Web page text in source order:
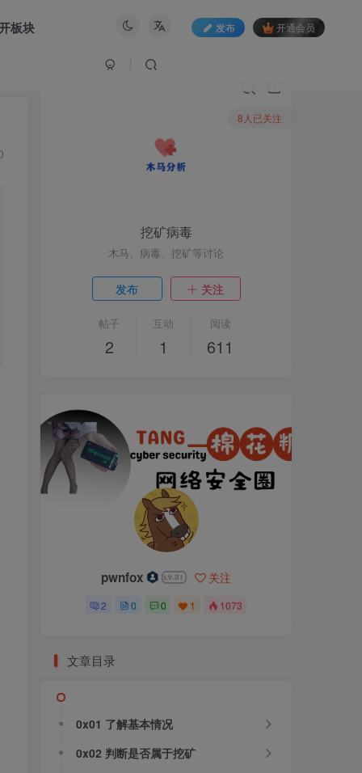
板块 发布 开通会员
8人已关注
挖矿病毒
木马、病毒、挖矿等讨论
发布 关注
帖子
2
互动
1
阅读
611
pwnfox 关注
2 0 0 1 1073
文章目录
0x01 了解基本情况
0x02 判断是否属于挖矿